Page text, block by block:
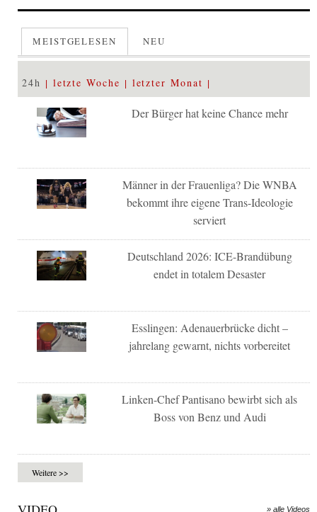
MEISTGELESEN NEU
24h letzte Woche letzter Monat
Der Bürger hat keine Chance mehr
Männer in der Frauenliga? Die WNBA
bekommt ihre eigene Trans-Ideologie
serviert
Deutschland 2026: ICE-Brandübung
endet in totalem Desaster
Esslingen: Adenauerbrücke dicht –
jahrelang gewarnt, nichts vorbereitet
Linken-Chef Pantisano bewirbt sich als
Boss von Benz und Audi
Weitere >>
» alle Videos